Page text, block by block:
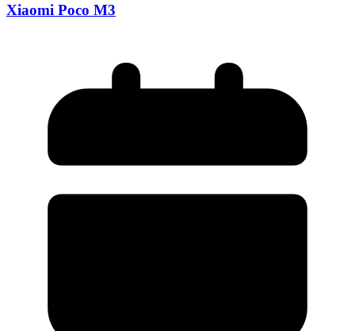
Xiaomi Poco M3